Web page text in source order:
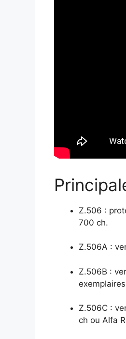
Z.506 :
700 ch.
Z.506A :
Z.506B :
Z.506C :
ch ou Alfa